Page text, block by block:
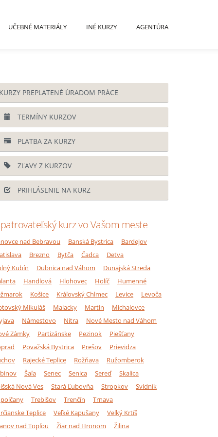
UČEBNÉ MATERIÁLY INÉ KURZY AGENTÚRA
KURZY PREPLATENÉ ÚRADOM PRÁCE
TERMÍNY KURZOV
PLATBA ZA KURZY
ZĽAVY Z KURZOV
PRIHLÁSENIE NA KURZ
kurz vo Vašom meste
nad Bebravou Banská Bystrica
Bardejov
Brezno Bytča Čadca
Detva
Kubín
Dubnica nad Váhom
Dunajská Streda
Handlová Hlohovec Holíč
Humenné
Košice Kráľovský Chlmec Levice
Levoča
Mikuláš
Malacky Martin
Michalovce
Námestovo Nitra
Nové Mesto nad Váhom
Zámky
Partizánske Pezinok
Piešťany
Považská Bystrica Prešov
Prievidza
Rajecké Teplice Rožňava
Ružomberok
Šaľa Senec Senica Sereď
Skalica
Nová Ves
Stará Ľubovňa Stropkov
Svidník
Trebišov Trenčín
Trnava
Teplice
Veľké Kapušany
Veľký Krtíš
nad Topľou
Žiar nad Hronom
Žilina